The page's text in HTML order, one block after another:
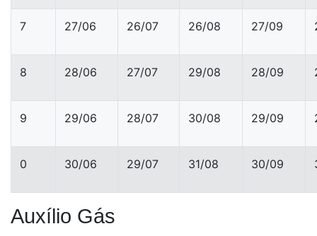
7 27/06 26/07 26/08 27/09
8 28/06 27/07 29/08 28/09
9 29/06 28/07 30/08 29/09
0 30/06 29/07 31/08 30/09
Auxílio Gás